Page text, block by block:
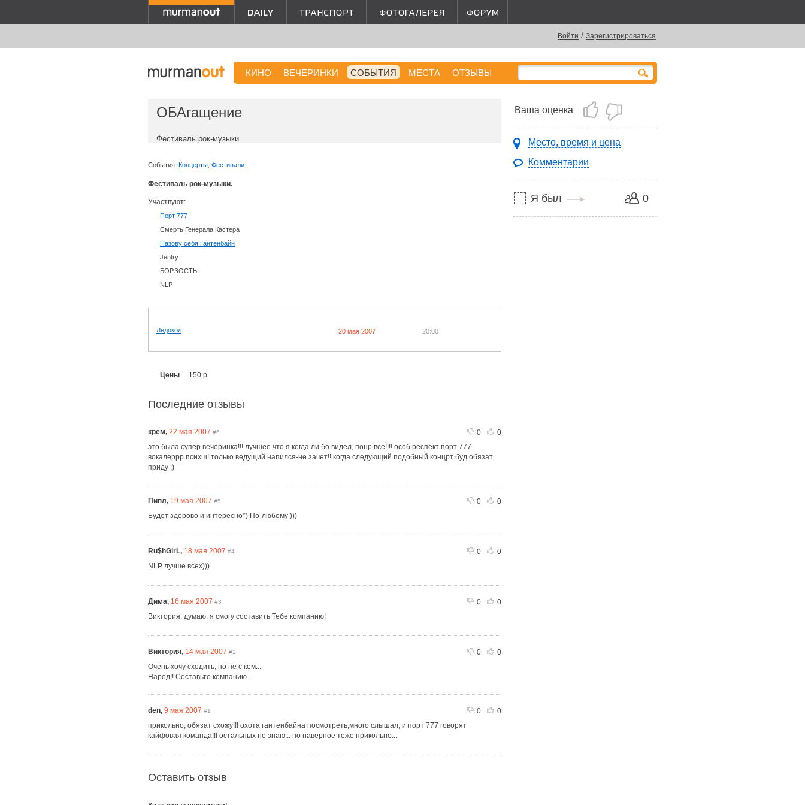
Войти / Зарегистрироваться
КИНО ВЕЧЕРИНКИ СОБЫТИЯ МЕСТА ОТЗЫВЫ
Ваша оценка
Место, время и цена
Комментарии
0
Я был
ОБАгащение
Фестиваль рок-музыки
События: Концерты Фестивали
Фестиваль рок-музыки.
Участвуют:
Порт 777
Смерть Генерала Кастера
Назову себя Гантенбайн
Jentry
БОР.ЗОСТЬ
NLP
Ледокол 20 мая 2007 20:00
Цены 150 р.
Последние отзывы
0 0
крем, 22 мая 2007 #6
это была супер вечеринка!!! лучшее что я когда ли бо видел, понр все!!!! особ респект порт 777-
вокалеррр психш! только ведущий напился-не зачет!! когда следующий подобный концрт буд обязат
приду :)
0 0
Пипл, 19 мая 2007 #5
Будет здорово и интересно*) По-любому )))
0 0
Ru$hGirL, 18 мая 2007 #4
NLP лучше всех)))
0 0
Дима, 16 мая 2007 #3
Виктория, думаю, я смогу составить Тебе компанию!
0 0
Виктория, 14 мая 2007 #2
Очень хочу сходить, но не с кем...
Народ!! Составьте компанию....
0 0
den, 9 мая 2007 #1
прикольно, обязат схожу!!! охота гантенбайна посмотреть,много слышал, и порт 777 говорят
кайфовая команда!!! остальных не знаю... но наверное тоже прикольно...
Оставить отзыв